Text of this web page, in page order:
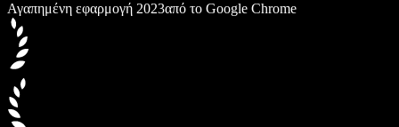
Αγαπημένη εφαρμογή 2023από το Google Chrome